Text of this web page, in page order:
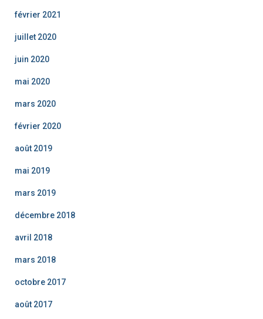
février 2021
juillet 2020
juin 2020
mai 2020
mars 2020
février 2020
août 2019
mai 2019
mars 2019
décembre 2018
avril 2018
mars 2018
octobre 2017
août 2017